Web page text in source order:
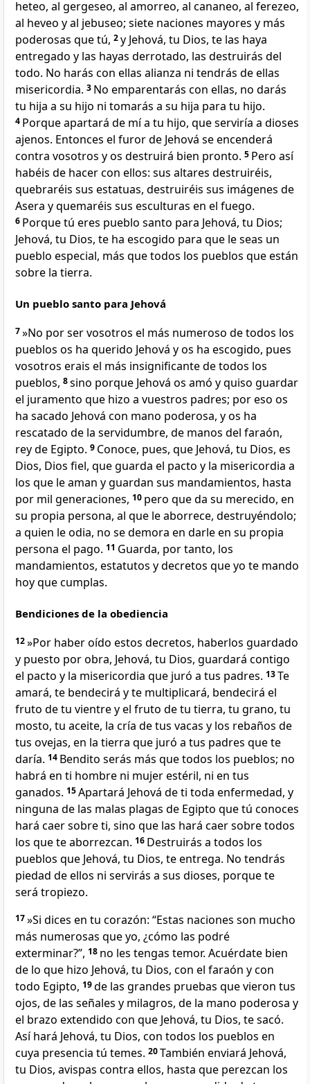
heteo, al gergeseo, al amorreo, al cananeo, al ferezeo,
al heveo y al jebuseo; siete naciones mayores y más
poderosas que tú, 2y Jehová, tu Dios, te las haya
entregado y las hayas derrotado, las destruirás del
todo. No harás con ellas alianza ni tendrás de ellas
misericordia. 3 No emparentarás con ellas, no darás
tu hija a su hijo ni tomarás a su hija para tu hijo.
4 Porque apartará de mí a tu hijo, que serviría a dioses
ajenos. Entonces el furor de Jehová se encenderá
contra vosotros y os destruirá bien pronto. 5 Pero así
habéis de hacer con ellos: sus altares destruiréis,
quebraréis sus estatuas, destruiréis sus imágenes de
Asera y quemaréis sus esculturas en el fuego.
6 Porque tú eres pueblo santo para Jehová, tu Dios;
Jehová, tu Dios, te ha escogido para que le seas un
pueblo especial, más que todos los pueblos que están
sobre la tierra.
Un pueblo santo para Jehová
7»No por ser vosotros el más numeroso de todos los
pueblos os ha querido Jehová y os ha escogido, pues
vosotros erais el más insignificante de todos los
pueblos, 8sino porque Jehová os amó y quiso guardar
el juramento que hizo a vuestros padres; por eso os
ha sacado Jehová con mano poderosa, y os ha
rescatado de la servidumbre, de manos del faraón,
rey de Egipto. 9 Conoce, pues, que Jehová, tu Dios, es
Dios, Dios fiel, que guarda el pacto y la misericordia a
los que le aman y guardan sus mandamientos, hasta
por mil generaciones, 10 pero que da su merecido, en
su propia persona, al que le aborrece, destruyéndolo;
a quien le odia, no se demora en darle en su propia
persona el pago. 11 Guarda, por tanto, los
mandamientos, estatutos y decretos que yo te mando
hoy que cumplas.
Bendiciones de la obediencia
12»Por haber oído estos decretos, haberlos guardado
y puesto por obra, Jehová, tu Dios, guardará contigo
el pacto y la misericordia que juró a tus padres. 13Te
amará, te bendecirá y te multiplicará, bendecirá el
fruto de tu vientre y el fruto de tu tierra, tu grano, tu
mosto, tu aceite, la cría de tus vacas y los rebaños de
tus ovejas, en la tierra que juró a tus padres que te
daría. 14 Bendito serás más que todos los pueblos; no
habrá en ti hombre ni mujer estéril, ni en tus
ganados. 15Apartará Jehová de ti toda enfermedad, y
ninguna de las malas plagas de Egipto que tú conoces
hará caer sobre ti, sino que las hará caer sobre todos
los que te aborrezcan. 16 Destruirás a todos los
pueblos que Jehová, tu Dios, te entrega. No tendrás
piedad de ellos ni servirás a sus dioses, porque te
será tropiezo.
17»Si dices en tu corazón: “Estas naciones son mucho
más numerosas que yo, ¿cómo las podré
exterminar?”, 18 no les tengas temor. Acuérdate bien
de lo que hizo Jehová, tu Dios, con el faraón y con
todo Egipto, 19de las grandes pruebas que vieron tus
ojos, de las señales y milagros, de la mano poderosa y
el brazo extendido con que Jehová, tu Dios, te sacó.
Así hará Jehová, tu Dios, con todos los pueblos en
cuya presencia tú temes. 20También enviará Jehová,
tu Dios, avispas contra ellos, hasta que perezcan los